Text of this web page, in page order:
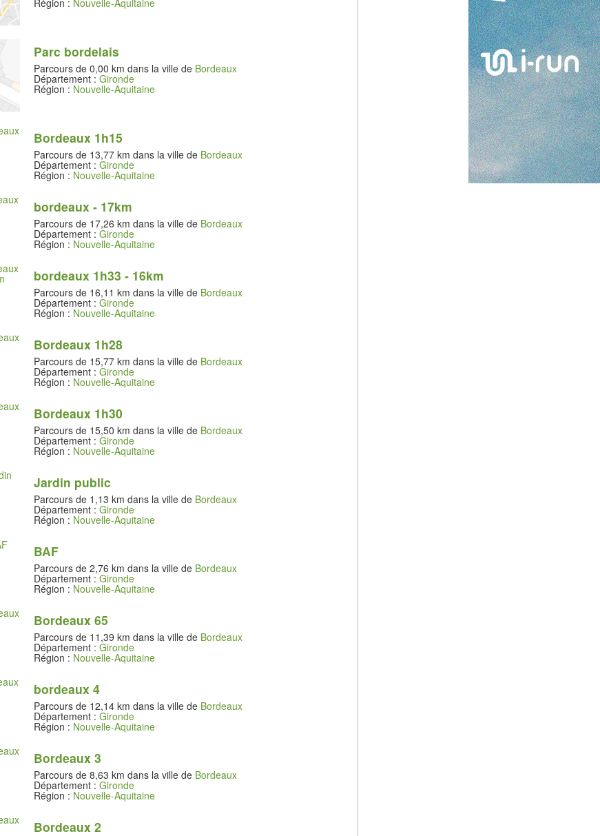
Région : Nouvelle-Aquitaine
Parc bordelais
Parcours de 0,00 km dans la ville de Bordeaux
Département : Gironde
Région : Nouvelle-Aquitaine
Bordeaux 1h15
Parcours de 13,77 km dans la ville de Bordeaux
Département : Gironde
Région : Nouvelle-Aquitaine
bordeaux - 17km
Parcours de 17,26 km dans la ville de Bordeaux
Département : Gironde
Région : Nouvelle-Aquitaine
bordeaux 1h33 - 16km
Parcours de 16,11 km dans la ville de Bordeaux
Département : Gironde
Région : Nouvelle-Aquitaine
Bordeaux 1h28
Parcours de 15,77 km dans la ville de Bordeaux
Département : Gironde
Région : Nouvelle-Aquitaine
Bordeaux 1h30
Parcours de 15,50 km dans la ville de Bordeaux
Département : Gironde
Région : Nouvelle-Aquitaine
Jardin public
Parcours de 1,13 km dans la ville de Bordeaux
Département : Gironde
Région : Nouvelle-Aquitaine
BAF
Parcours de 2,76 km dans la ville de Bordeaux
Département : Gironde
Région : Nouvelle-Aquitaine
Bordeaux 65
Parcours de 11,39 km dans la ville de Bordeaux
Département : Gironde
Région : Nouvelle-Aquitaine
bordeaux 4
Parcours de 12,14 km dans la ville de Bordeaux
Département : Gironde
Région : Nouvelle-Aquitaine
Bordeaux 3
Parcours de 8,63 km dans la ville de Bordeaux
Département : Gironde
Région : Nouvelle-Aquitaine
Bordeaux 2